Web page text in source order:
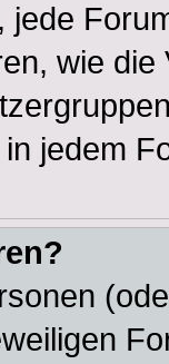
jede
wie
jedem